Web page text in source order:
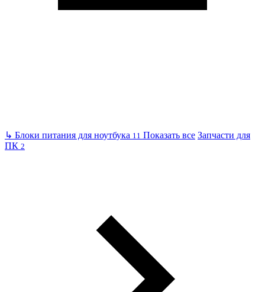
↳ Блоки питания для ноутбука 11 Показать все Запчасти для
ПК 2